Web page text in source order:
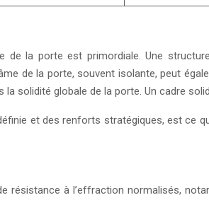
de la porte est primordiale. Une
de la porte, souvent isolante, peut
solidité globale de la porte. Un cadre
et des renforts stratégiques, est ce
à l’effraction normalisés,